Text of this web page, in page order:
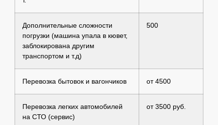
Дополнительные сложности
погрузки (машина упала в кювет,
заблокирована другим
транспортом и т.д)
500
Перевозка бытовок и вагончиков от 4500
Перевозка легких автомобилей
на СТО (сервис)
от 3500 руб.